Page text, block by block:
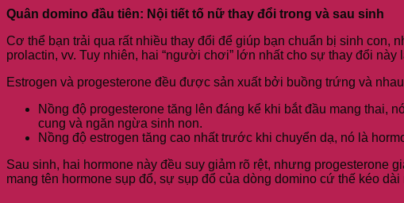
Quân domino đầu tiên: Nội tiết tố nữ thay đổi trong và sau sinh
Cơ thể bạn trải qua rất nhiều thay đổi để giúp bạn chuẩn bị sinh con,
prolactin, vv. Tuy nhiên, hai “người chơi” lớn nhất cho sự thay đổi này
Estrogen và progesterone đều được sản xuất bởi buồng trứng và
Nồng độ progesterone tăng lên đáng kể khi bắt đầu mang thai,
cung và ngăn ngừa sinh non.
Nồng độ estrogen tăng cao nhất trước khi chuyển dạ, nó là
Sau sinh, hai hormone này đều suy giảm rõ rệt, nhưng progesterone
mang tên hormone sụp đổ, sự sụp đổ của dòng domino cứ thế kéo